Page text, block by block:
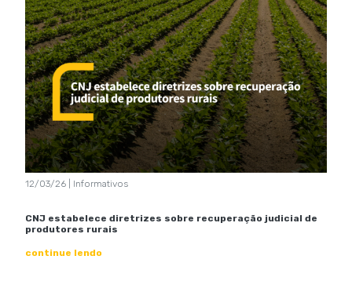
12/03/26 | Informativos
CNJ estabelece diretrizes sobre recuperação judicial de
produtores rurais
continue lendo